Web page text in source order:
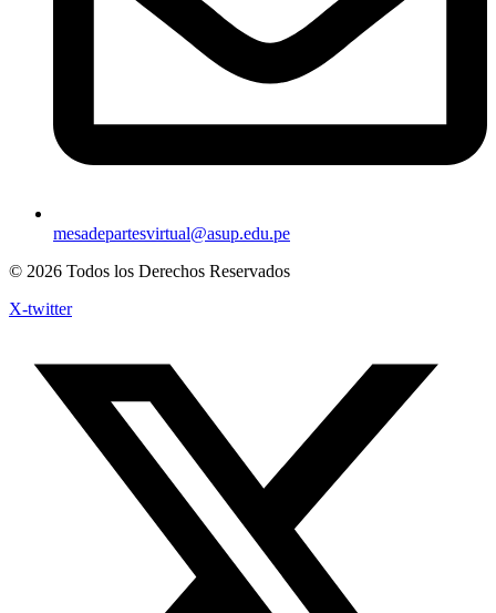
mesadepartesvirtual@asup.edu.pe
© 2026 Todos los Derechos Reservados
X-twitter